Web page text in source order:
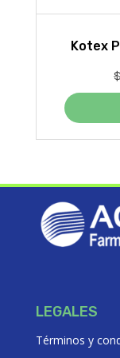
Kotex
LEGALES
Términos y